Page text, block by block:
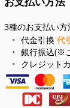
3種のお支払い方
代金引換 代
銀行振込(※
クレジット